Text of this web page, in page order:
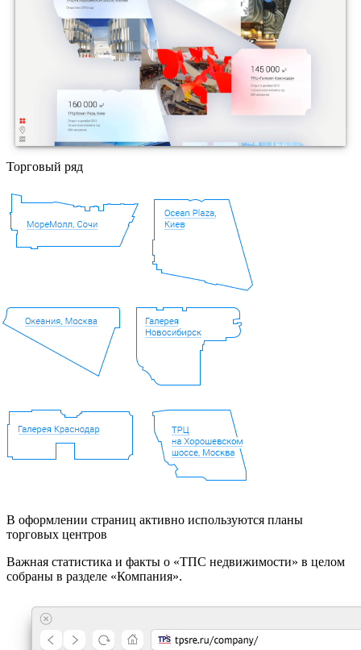
Торговый ряд
В оформлении страниц активно используются планы
торговых центров
Важная статистика и факты о «ТПС недвижимости» в целом
собраны в разделе «Компания».